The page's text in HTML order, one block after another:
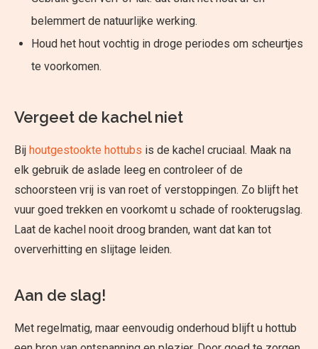
belemmert de natuurlijke werking.
Houd het hout vochtig in droge periodes om scheurtjes
te voorkomen.
Vergeet de kachel niet
Bij houtgestookte hottubs is de kachel cruciaal. Maak na
elk gebruik de aslade leeg en controleer of de
schoorsteen vrij is van roet of verstoppingen. Zo blijft het
vuur goed trekken en voorkomt u schade of rookterugslag.
Laat de kachel nooit droog branden, want dat kan tot
oververhitting en slijtage leiden.
Aan de slag!
Met regelmatig, maar eenvoudig onderhoud blijft u hottub